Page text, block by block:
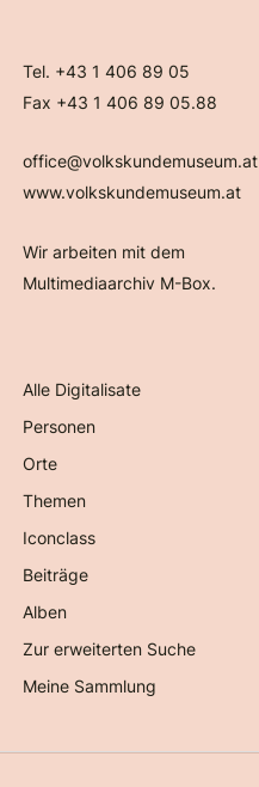
Tel. +43 1 406 89 05
Fax +43 1 406 89 05.88
office@volkskundemuseum.at
www.volkskundemuseum.at
Wir arbeiten mit dem
Multimediaarchiv M-Box.
Alle Digitalisate
Personen
Orte
Themen
Iconclass
Beiträge
Alben
Zur erweiterten Suche
Meine Sammlung